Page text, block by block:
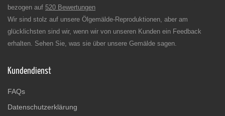
bezogen auf 520 Bewertungen
Wir sind stolz auf unsere Ölgemälde-Reproduktionen, aber am
glücklichsten sind wir, wenn wir von unseren Kunden ein Feedback
erhalten. Sehen Sie, was sie über unsere Gemälde sagen.
Kundendienst
FAQs
Datenschutzerklärung